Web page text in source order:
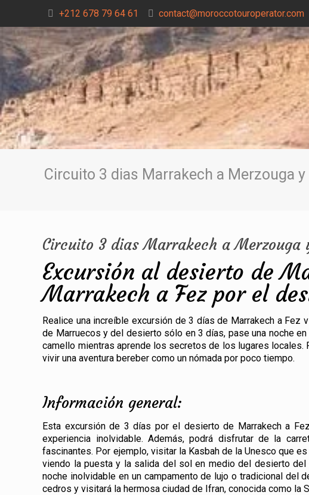
+212 678 79 64 61 contact@moroccotouroperator.com
Circuito 3 dias Marrakech a Merzouga y
Circuito 3 dias Marrakech a Merzouga
Excursión al desierto de
Marrakech a Fez por el
Realice una increíble excursión de 3 días de Marrakech a
de Marruecos y del desierto sólo en 3 días, pase una noche
camello mientras aprende los secretos de los lugares
vivir una aventura bereber como un nómada por poco tiempo.
Información general:
Esta excursión de 3 días por el desierto de Marrakech a
experiencia inolvidable. Además, podrá disfrutar de la
fascinantes. Por ejemplo, visitar la Kasbah de la Unesco que
viendo la puesta y la salida del sol en medio del desierto del
noche inolvidable en un campamento de lujo o tradicional del
cedros y visitará la hermosa ciudad de Ifran, conocida como la